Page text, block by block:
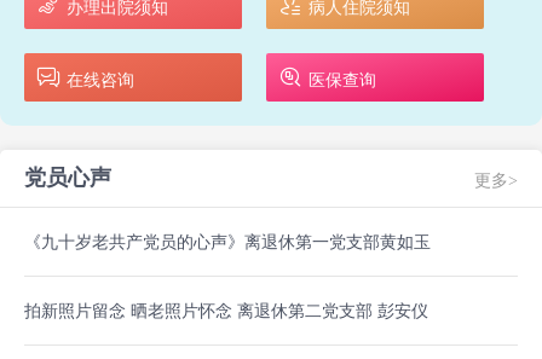
办理出院须知 病人住院须知
在线咨询 医保查询
党员心声 更多>
《九十岁老共产党员的心声》离退休第一党支部黄如玉
拍新照片留念 晒老照片怀念 离退休第二党支部 彭安仪